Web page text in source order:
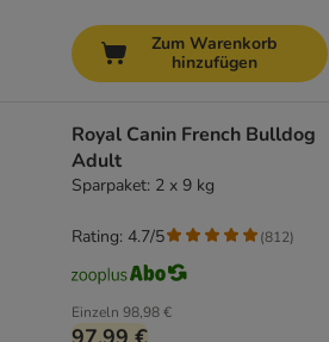
Zum Warenkorb
hinzufügen
Royal Canin French Bulldog
Adult
Sparpaket: 2 x 9 kg
Einzeln 98,98 €
Rating: 4.7/5 (812)